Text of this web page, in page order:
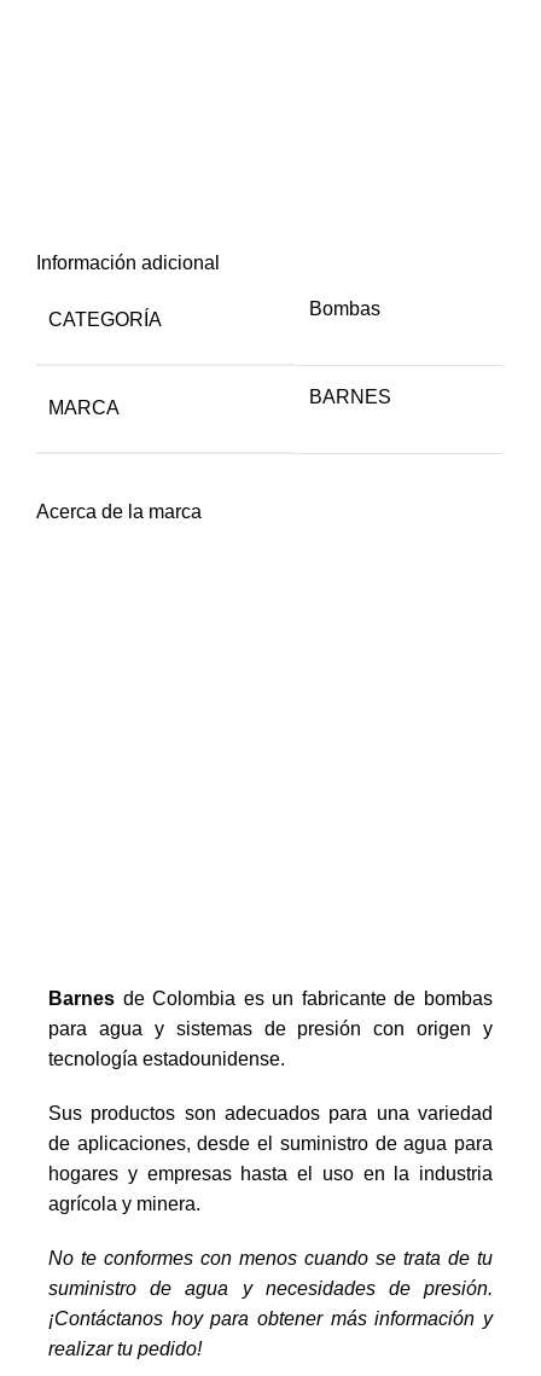
Información adicional
CATEGORÍA
Bombas
MARCA
BARNES
Acerca de la marca
Barnes de Colombia es un fabricante de bombas
para agua y sistemas de presión con origen y
tecnología estadounidense.
Sus productos son adecuados para una variedad
de aplicaciones, desde el suministro de agua para
hogares y empresas hasta el uso en la industria
agrícola y minera.
No te conformes con menos cuando se trata de tu
suministro de agua y necesidades de presión.
¡Contáctanos hoy para obtener más información y
realizar tu pedido!